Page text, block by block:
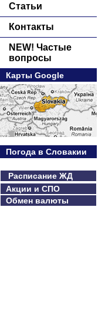
Статьи
Контакты
NEW! Частые
вопросы
Карты Google
Погода в Словакии
Расписание ЖД
Акции и СПО
Обмен валюты